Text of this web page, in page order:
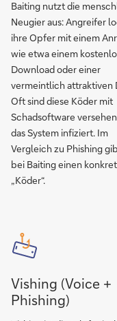
Baiting nutzt die
Neugier aus: Angreifer
ihre Opfer mit einem
wie etwa einem
Download oder einer
vermeintlich attraktiven
Oft sind diese Köder mit
Schadsoftware
das System infiziert. Im
Vergleich zu Phishing
bei Baiting einen
„Köder“.
Vishing (Voice +
Phishing)